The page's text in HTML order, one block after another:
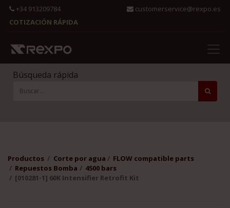
+34 913209784
customerservice@rexpo.es
COTIZACIÓN RÁPIDA
Búsqueda rápida
Productos Corte por agua
FLOW compatible parts
Repuestos Bomba
4500 bars
[010281-1] 60K Intensifier Retrofit Kit